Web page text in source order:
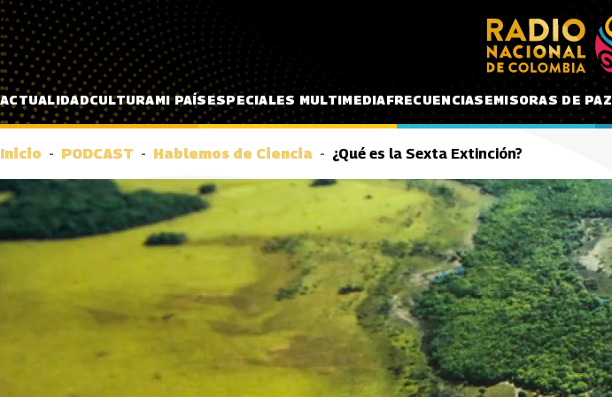
Pasar al contenido principal
ACTUALIDADCULTURAMI PAÍSESPECIALES MULTIMEDIAFRECUENCIASEMISORAS DE PAZ
Inicio PODCAST Hablemos de Ciencia ¿Qué es la Sexta Extinción?